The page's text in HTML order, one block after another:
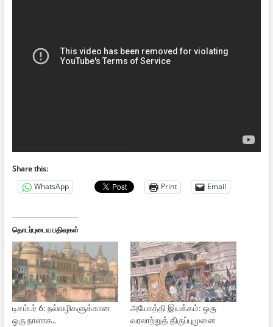
Share this:
WhatsApp
Print Email
தொடர்புடைய பதிவுகள்
டிசம்பர் 6: நல்வழிகளுக்கான
ஒரு நாளாக..
அயோத்தி இயக்கம்: ஒரு
வரலாற்றுத் திருப்புமுனை